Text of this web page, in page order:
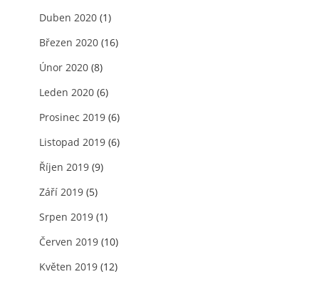
Duben 2020 (1)
Březen 2020 (16)
Únor 2020 (8)
Leden 2020 (6)
Prosinec 2019 (6)
Listopad 2019 (6)
Říjen 2019 (9)
Září 2019 (5)
Srpen 2019 (1)
Červen 2019 (10)
Květen 2019 (12)